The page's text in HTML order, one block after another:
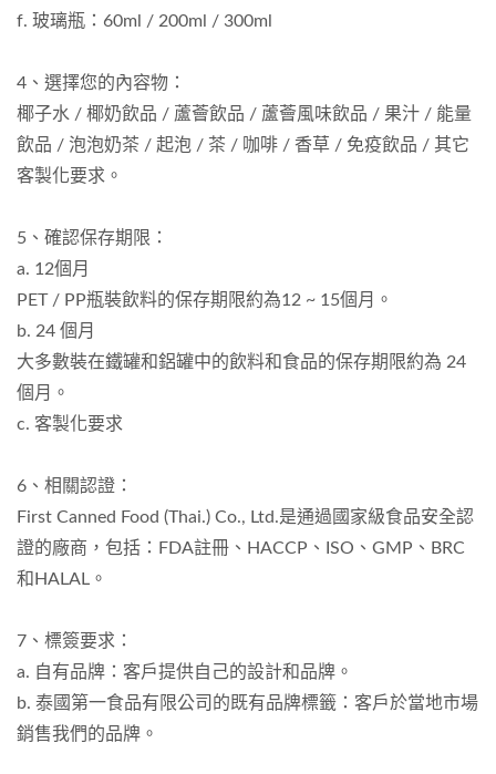
f. 玻璃瓶：60ml / 200ml / 300ml
4、選擇您的內容物：
椰子水 / 椰奶飲品 / 蘆薈飲品 / 蘆薈風味飲品 / 果汁 / 能量
飲品 / 泡泡奶茶 / 起泡 / 茶 / 咖啡 / 香草 / 免疫飲品 / 其它
客製化要求。
5、確認保存期限：
a. 12個月
PET / PP瓶裝飲料的保存期限約為12 ~ 15個月。
b. 24 個月
大多數裝在鐵罐和鋁罐中的飲料和食品的保存期限約為 24
個月。
c. 客製化要求
6、相關認證：
First Canned Food (Thai.) Co., Ltd.是通過國家級食品安全認
證的廠商，包括：FDA註冊、HACCP、ISO、GMP、BRC
和HALAL。
7、標簽要求：
a. 自有品牌：客戶提供自己的設計和品牌。
b. 泰國第一食品有限公司的既有品牌標籤：客戶於當地市場
銷售我們的品牌。